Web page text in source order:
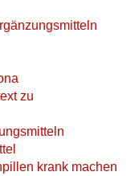
zu
krank machen